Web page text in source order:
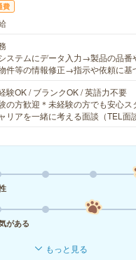
費
ステムにデータ入力→製品の品番
件等の情報修正→指示や依頼に
験OK / ブランクOK / 英語力不要
の方歓迎＊未経験の方でも安心
リアを一緒に考える面談（TEL
がある
もっと見る